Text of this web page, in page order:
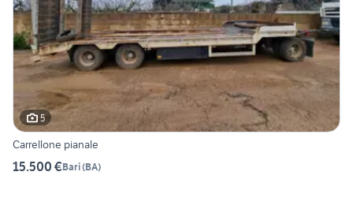
5
Carrellone pianale
15.500 €Bari(BA)